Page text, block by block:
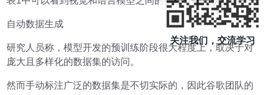
自动数据生成
研究人员称，模型开发的预训练阶段很大程度上，取决于对
庞大且多样化的数据集的访问。
然而手动标注广泛的数据集是不切实际的，因此谷歌团队的
关注我们，交流学习